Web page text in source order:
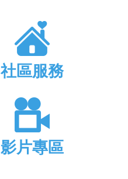
社區服務
影片專區